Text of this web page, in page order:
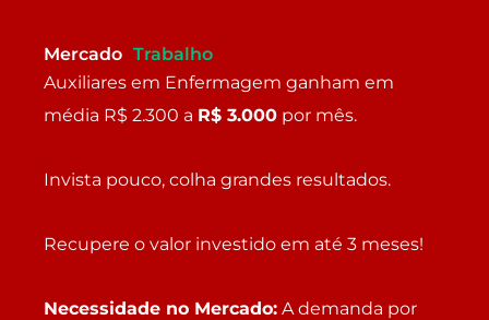
Mercado Trabalho
Auxiliares em Enfermagem ganham em
média R$ 2.300 a R$ 3.000 por mês.
Invista pouco, colha grandes resultados.
Recupere o valor investido em até 3 meses!
Necessidade no Mercado: A demanda por